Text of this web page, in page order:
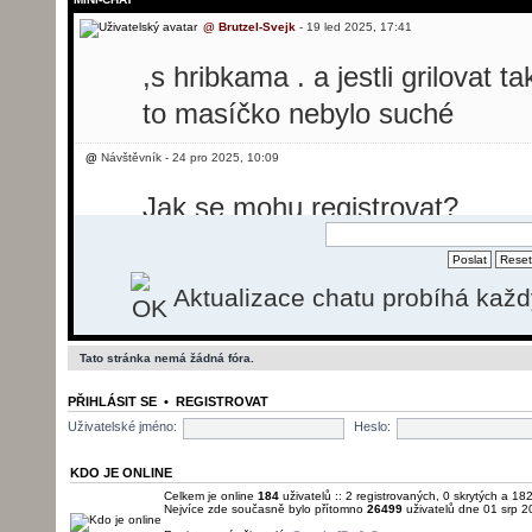
@ Brutzel-Svejk- 19 led 2025, 17:41
,s hribkama . a jestli grilovat
to masíčko nebylo suché
@Návštěvník - 24 pro 2025, 10:09
Jak se mohu registrovat?
Dobrý den, potřebovala bych
svíčkovou, ale nevím jak se
momentálně registrace
pošlu.
@ Brutzel-Svejk- 01 led 2026, 22:22
Aktualizace chatu probíhá
Tato stránka nemá žádná fóra.
PŘIHLÁSIT SE• REGISTROVAT
Uživatelské jméno:
Heslo:
KDO JE ONLINE
Celkem je online 184uživatelů :: 2 registrovaných, 0 skrytých a
Nejvíce zde současně bylo přítomno 26499uživatelů dne 01 srp